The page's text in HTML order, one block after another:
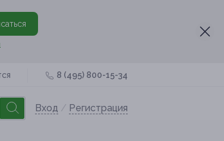
8 (495) 800-15-34
Вход / Регистрация